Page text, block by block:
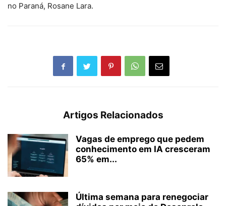
no Paraná, Rosane Lara.
Artigos Relacionados
Vagas de emprego que pedem
conhecimento em IA cresceram
65% em...
Última semana para renegociar